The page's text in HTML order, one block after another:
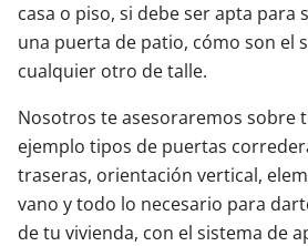
casa o piso, si debe ser apta para
una puerta de patio, cómo son el
cualquier otro de talle.
Nosotros te asesoraremos sobre
ejemplo tipos de puertas
traseras, orientación vertical,
vano y todo lo necesario para
de tu vivienda, con el sistema de